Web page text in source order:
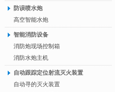
防误喷水炮
高空智能水炮
智能消防设备
消防炮现场控制箱
消防水炮主机
自动跟踪定位射流灭火装置
自动寻的灭火装置